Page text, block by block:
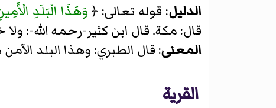
الدليل: قوله تعالى: ﴿ وَهَذَا الْبَلَدِ
قال: مكة. قال ابن كثير-رحمه الله-:
المعنى: قال الطبري: وهذا البلد
القرية